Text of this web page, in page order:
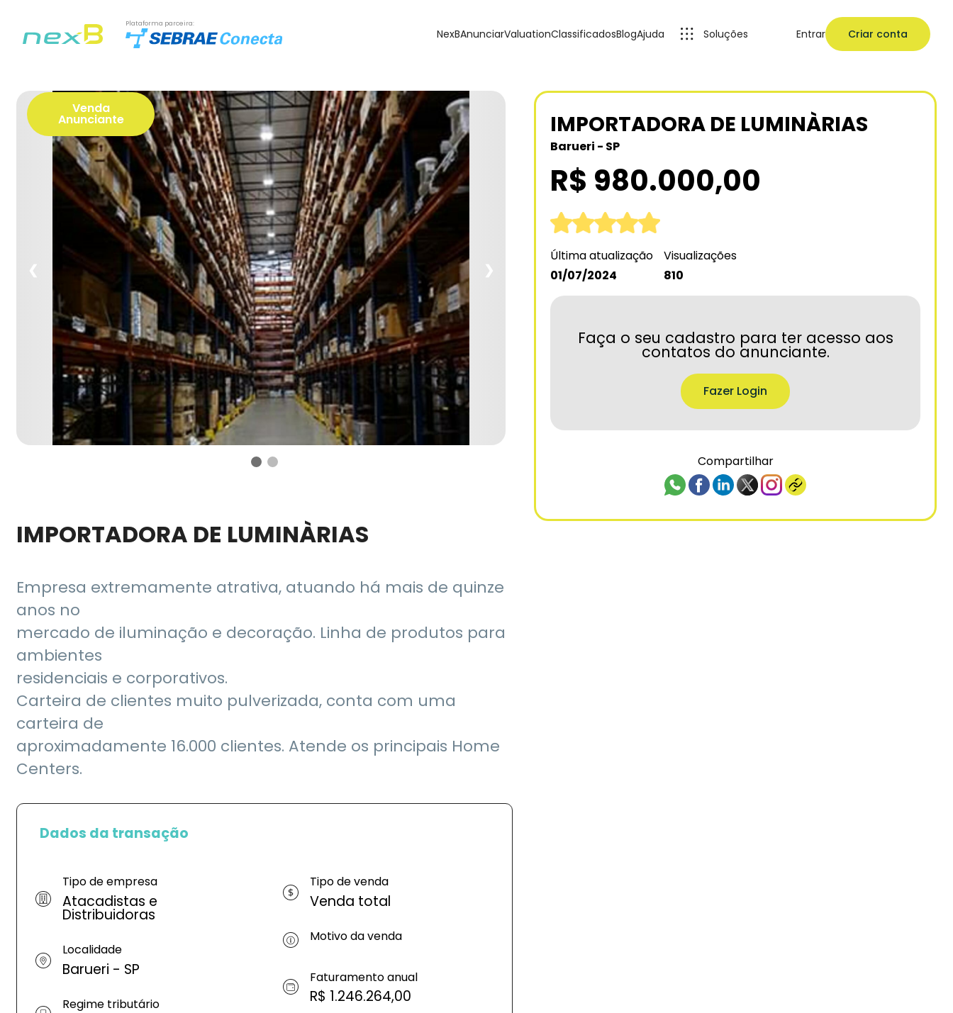
Plataforma parceira:
NexBAnunciarValuationClassificadosBlogAjuda Soluções Entrar Criar conta
Venda
Anunciante
❮ ❯
IMPORTADORA DE LUMINÀRIAS
Barueri - SP
R$ 980.000,00
Última atualização
01/07/2024
Visualizações
810
Faça o seu cadastro para ter acesso aos
contatos do anunciante.
Fazer Login
Compartilhar
IMPORTADORA DE LUMINÀRIAS
Empresa extremamente atrativa, atuando há mais de quinze
anos no
mercado de iluminação e decoração. Linha de produtos para
ambientes
residenciais e corporativos.
Carteira de clientes muito pulverizada, conta com uma
carteira de
aproximadamente 16.000 clientes. Atende os principais Home
Centers.
Dados da transação
Tipo de empresa
Atacadistas e
Distribuidoras
Localidade
Barueri - SP
Regime tributário
Tipo de venda
Venda total
Motivo da venda
Faturamento anual
R$ 1.246.264,00